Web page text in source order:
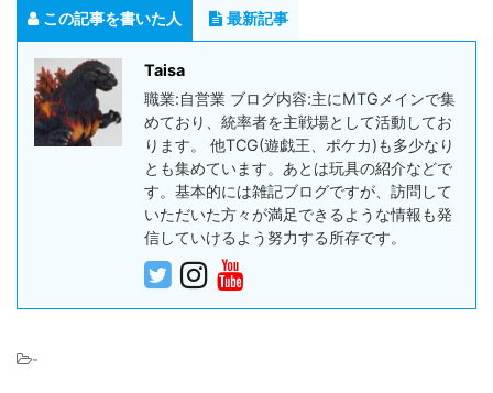
この記事を書いた人 最新記事
Taisa
職業:自営業 ブログ内容:主にMTGメインで集
めており、統率者を主戦場として活動してお
ります。 他TCG(遊戯王、ポケカ)も多少なり
とも集めています。あとは玩具の紹介などで
す。基本的には雑記ブログですが、訪問して
いただいた方々が満足できるような情報も発
信していけるよう努力する所存です。
-